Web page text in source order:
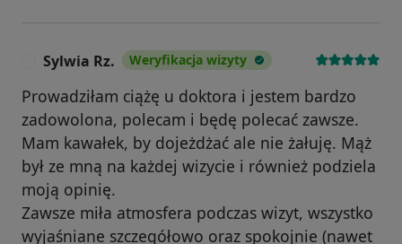
Sylwia Rz. Weryfikacja wizyty
Prowadziłam ciążę u doktora i jestem bardzo
zadowolona, polecam i będę polecać zawsze.
Mam kawałek, by dojeżdżać ale nie żałuję. Mąż
był ze mną na każdej wizycie i również podziela
moją opinię.
Zawsze miła atmosfera podczas wizyt, wszystko
wyjaśniane szczegółowo oraz spokojnie (nawet